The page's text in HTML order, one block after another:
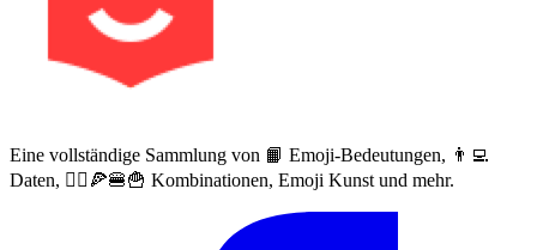
Eine vollständige Sammlung von 📙 Emoji-Bedeutungen, 👨‍💻
Daten, 🙅‍♀️🍕🍔🍟 Kombinationen, Emoji Kunst und mehr.